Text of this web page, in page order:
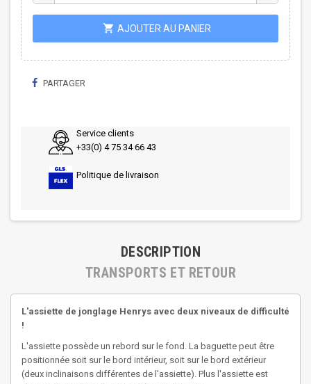
shopping_cart AJOUTER AU PANIER
PARTAGER
Service clients
+33(0) 4 75 34 66 43
Politique de livraison
DESCRIPTION
TRANSPORTS ET RETOUR
L'assiette de jonglage Henrys avec deux niveaux de difficulté
!
L'assiette possède un rebord sur le fond. La baguette peut être
positionnée soit sur le bord intérieur, soit sur le bord extérieur
(deux inclinaisons différentes de l'assiette). Plus l'assiette est